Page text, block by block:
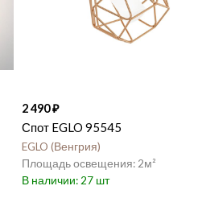
2 490
Спот EGLO 95545
EGLO Венгрия
2
27